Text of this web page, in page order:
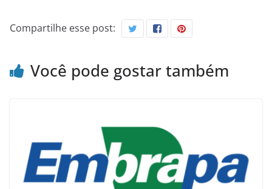
Compartilhe esse post:
Você pode gostar também